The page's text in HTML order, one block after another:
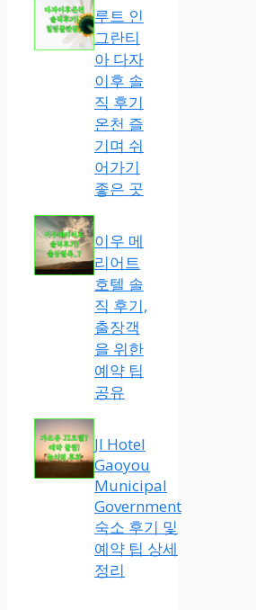
루트 인
그란티
아 다자
이후 솔
직 후기
온천 즐
기며 쉬
어가기
좋은 곳
이우 메
리어트
호텔 솔
직 후기,
출장객
을 위한
예약 팁
공유
JI Hotel
Gaoyou
Municipal
Government
숙소 후기 및
예약 팁 상세
정리